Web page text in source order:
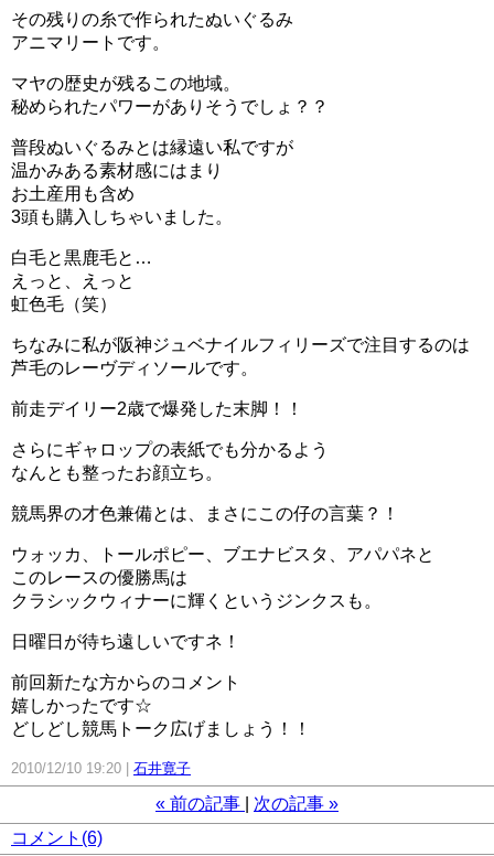
その残りの糸で作られたぬいぐるみ
アニマリートです。
マヤの歴史が残るこの地域。
秘められたパワーがありそうでしょ？？
普段ぬいぐるみとは縁遠い私ですが
温かみある素材感にはまり
お土産用も含め
3頭も購入しちゃいました。
白毛と黒鹿毛と…
えっと、えっと
虹色毛（笑）
ちなみに私が阪神ジュベナイルフィリーズで注目するのは
芦毛のレーヴディソールです。
前走デイリー2歳で爆発した末脚！！
さらにギャロップの表紙でも分かるよう
なんとも整ったお顔立ち。
競馬界の才色兼備とは、まさにこの仔の言葉？！
ウォッカ、トールポピー、ブエナビスタ、アパパネと
このレースの優勝馬は
クラシックウィナーに輝くというジンクスも。
日曜日が待ち遠しいですネ！
前回新たな方からのコメント
嬉しかったです☆
どしどし競馬トーク広げましょう！！
2010/12/10 19:20 石井寛子
« 前の記事 次の記事 »
コメント(6)